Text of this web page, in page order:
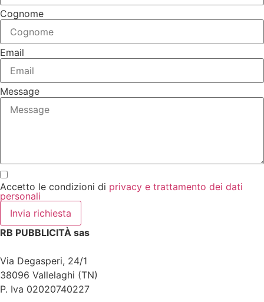
Cognome
Email
Message
Accetto le condizioni di privacy e trattamento dei dati
personali
Invia richiesta
RB PUBBLICITÀ sas
Via Degasperi, 24/1
38096 Vallelaghi (TN)
P. Iva 02020740227